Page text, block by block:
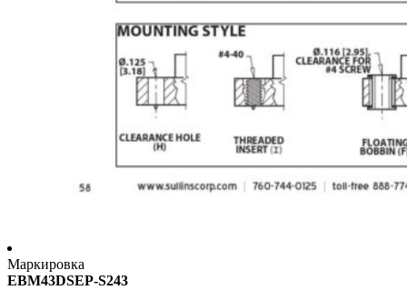
Маркировка
EBM43DSEP-S243